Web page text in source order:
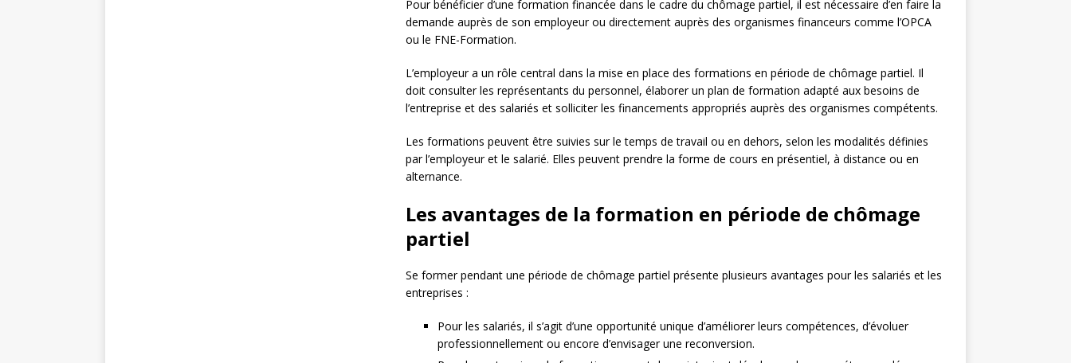
Pour bénéficier d’une formation financée dans le cadre du chômage partiel, il est nécessaire d’en faire la
demande auprès de son employeur ou directement auprès des organismes financeurs comme l’OPCA
ou le FNE-Formation.
L’employeur a un rôle central dans la mise en place des formations en période de chômage partiel. Il
doit consulter les représentants du personnel, élaborer un plan de formation adapté aux besoins de
l’entreprise et des salariés et solliciter les financements appropriés auprès des organismes compétents.
Les formations peuvent être suivies sur le temps de travail ou en dehors, selon les modalités définies
par l’employeur et le salarié. Elles peuvent prendre la forme de cours en présentiel, à distance ou en
alternance.
Les avantages de la formation en période de chômage
partiel
Se former pendant une période de chômage partiel présente plusieurs avantages pour les salariés et les
entreprises :
Pour les salariés, il s’agit d’une opportunité unique d’améliorer leurs compétences, d’évoluer
professionnellement ou encore d’envisager une reconversion.